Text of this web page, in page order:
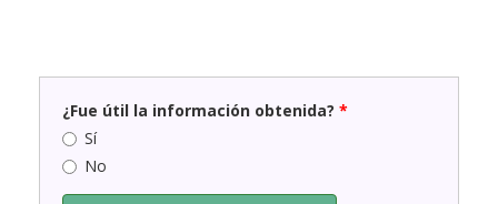
¿Fue útil la información obtenida? *
Sí
No